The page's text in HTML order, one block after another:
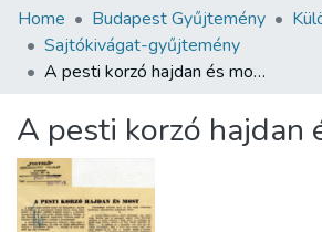
Communities & Collections
All of DSpace
About us
Home Budapest Gyűjtemény
Sajtókivágat-gyűjtemény
A pesti korzó hajdan és most
A pesti korzó hajdan